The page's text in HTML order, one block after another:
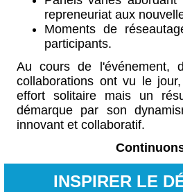
repreneuriat aux
Moments de
participants.
Au cours de l'événement,
collaborations ont vu le
effort solitaire mais un
démarque par son
innovant et collaboratif.
INSPIRER LE